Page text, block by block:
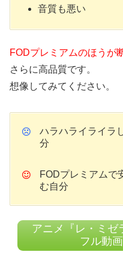
音質も悪い
FODプレミアムのほうが
さらに高品質です。
想像してみてください。
ハラハライライラ
分
FODプレミアムで
む自分
アニメ『レ・ミ
フル動